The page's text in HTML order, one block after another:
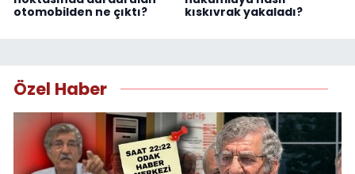
otomobilden ne çıktı?
kıskıvrak yakaladı?
Özel Haber